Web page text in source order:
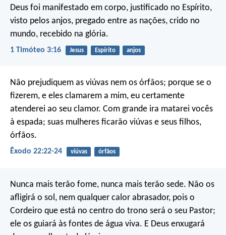
Deus foi manifestado em corpo, justificado no Espírito,
visto pelos anjos, pregado entre as nações, crido no
mundo, recebido na glória.
1 Timóteo 3:16 Jesus Espírito anjos
Não prejudiquem as viúvas nem os órfãos; porque se o
fizerem, e eles clamarem a mim, eu certamente
atenderei ao seu clamor. Com grande ira matarei vocês
à espada; suas mulheres ficarão viúvas e seus filhos,
órfãos.
Êxodo 22:22-24 viúvas órfãos
Nunca mais terão fome, nunca mais terão sede. Não os
afligirá o sol, nem qualquer calor abrasador, pois o
Cordeiro que está no centro do trono será o seu Pastor;
ele os guiará às fontes de água viva. E Deus enxugará